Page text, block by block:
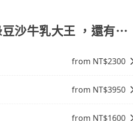
包車，不論從哪邊去哪裡（當然也
車。由於有高效的車輛調度能力，
沙牛乳大王 ，還有⋯
from NT$2300
from NT$3950
from NT$1600